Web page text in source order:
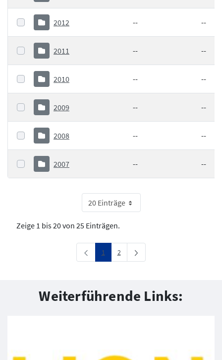
2012 -- --
2011 -- --
2010 -- --
2009 -- --
2008 -- --
2007 -- --
20 Einträge
Zeige 1 bis 20 von 25 Einträgen.
Seite
1 Seite
2
Weiterführende Links: